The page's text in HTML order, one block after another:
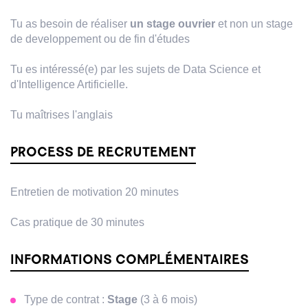
Tu as besoin de réaliser un stage ouvrier et non un stage
de developpement ou de fin d'études
Tu es intéressé(e) par les sujets de Data Science et
d'Intelligence Artificielle.
Tu maîtrises l'anglais
PROCESS DE RECRUTEMENT
Entretien de motivation 20 minutes
Cas pratique de 30 minutes
INFORMATIONS COMPLÉMENTAIRES
Type de contrat : Stage (3 à 6 mois)